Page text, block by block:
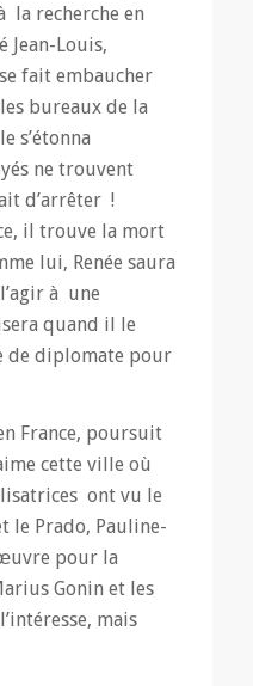
la recherche en
Jean-Louis,
fait embaucher
bureaux de la
s’étonna
ne trouvent
d’arrêter !
il trouve la mort
lui, Renée saura
à une
quand il le
de diplomate pour
France, poursuit
cette ville où
ont vu le
le Prado, Pauline-
pour la
Gonin et les
mais